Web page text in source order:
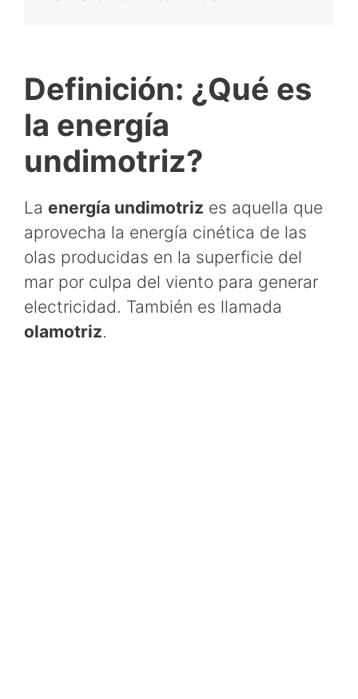
Definición: ¿Qué es
la energía
undimotriz?
La energía undimotriz es aquella que
aprovecha la energía cinética de las
olas producidas en la superficie del
mar por culpa del viento para generar
electricidad. También es llamada
olamotriz.